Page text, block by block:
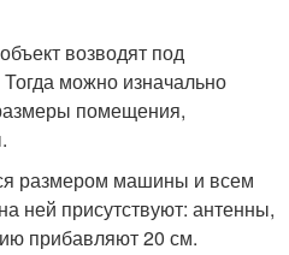
возводят под
можно изначально
помещения,
размером машины и всем
ней присутствуют: антенны,
прибавляют 20 см.